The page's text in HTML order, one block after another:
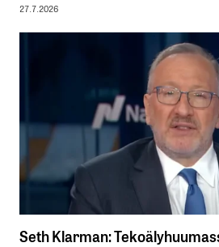
27.7.2026
Seth Klarman: